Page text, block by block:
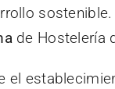
de Hostelería
el